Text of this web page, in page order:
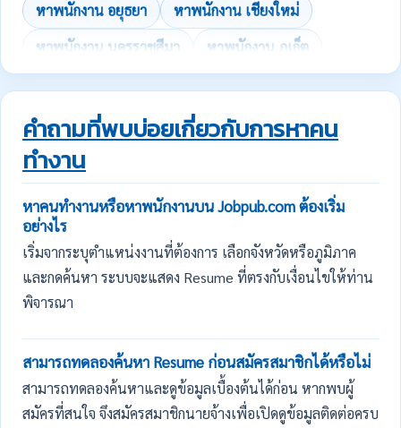
หาพนักงาน อยุธยา
หาพนักงาน เชียงใหม่
หาพนักงาน นครราชสีมา
หาพนักงาน ภูเก็ต
คำถามที่พบบ่อยเกี่ยวกับการหาคน
ทำงาน
หาคนทำงานหรือหาพนักงานบน Jobpub.com ต้องเริ่ม
อย่างไร
เริ่มจากระบุตำแหน่งงานที่ต้องการ เลือกจังหวัดหรือภูมิภาค
และกดค้นหา ระบบจะแสดง Resume ที่ตรงกับเงื่อนไขให้ท่าน
พิจารณา
สามารถทดลองค้นหา Resume ก่อนสมัครสมาชิกได้หรือไม่
สามารถทดลองค้นหาและดูข้อมูลเบื้องต้นได้ก่อน หากพบผู้
สมัครที่สนใจ จึงสมัครสมาชิกนายจ้างเพื่อเปิดดูข้อมูลติดต่อครบ